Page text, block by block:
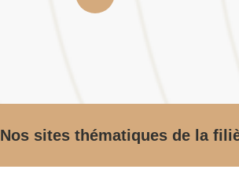
Nos sites thématiques de la